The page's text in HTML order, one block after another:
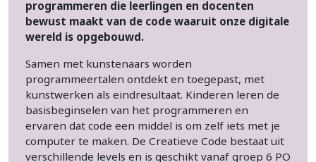
programmeren die leerlingen en docenten
bewust maakt van de code waaruit onze digitale
wereld is opgebouwd.
Samen met kunstenaars worden
programmeertalen ontdekt en toegepast, met
kunstwerken als eindresultaat. Kinderen leren de
basisbeginselen van het programmeren en
ervaren dat code een middel is om zelf iets met je
computer te maken. De Creatieve Code bestaat uit
verschillende levels en is geschikt vanaf groep 6 PO